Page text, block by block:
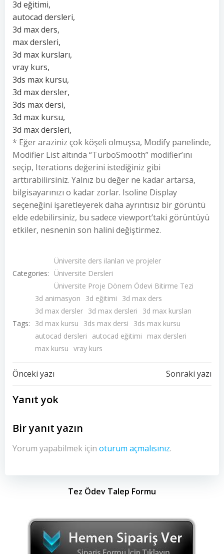
3d eğitimi,
autocad dersleri,
3d max ders,
max dersleri,
3d max kursları,
vray kurs,
3ds max kursu,
3d max dersler,
3ds max dersi,
3d max kursu,
3d max dersleri,
* Eğer araziniz çok köşeli olmuşsa, Modify panelinde,
Modifier List altında “TurboSmooth” modifier’ını
seçip, Iterations değerini istediğiniz gibi
arttırabilirsiniz. Yalnız bu değer ne kadar artarsa,
bilgisayarınızı o kadar zorlar. Isoline Display
seçeneğini işaretleyerek daha ayrıntısız bir görüntü
elde edebilirsiniz, bu sadece viewport’taki görüntüyü
etkiler, nesnenin son halini değiştirmez.
Categories:
Üniversite ders ilanları ve projeler
Üniversite Dersleri
Üniversite Proje Dönem Ödevi Bitirme Tezi
Tags:
3d animasyon 3d eğitimi
3d max ders
3d max dersler 3d max dersleri
3d max kursları
3d max kursu
3ds max dersi
3ds max kursu
autocad dersleri
autocad eğitimi
max dersleri
max kursu vray kurs
Yazı
dolaşımı
Önceki yazı Sonraki yazı
Yanıt yok
Bir yanıt yazın
Yorum yapabilmek için oturum açmalısınız.
Tez Ödev Talep Formu